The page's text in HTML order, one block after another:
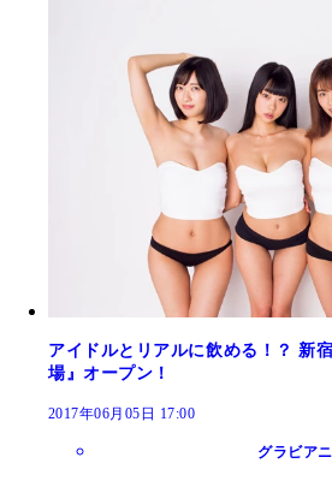
アイドルとリアルに飲める！？ 新
場』オープン！
2017年06月05日 17:00
グラビア